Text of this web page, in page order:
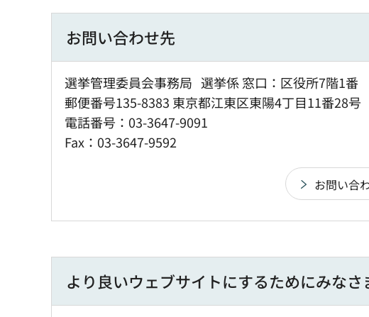
お問い合わせ先
選挙管理委員会事務局 選挙係 窓口：区役所7階1番
郵便番号135-8383 東京都江東区東陽4丁目11番28号
電話番号：03-3647-9091
Fax：03-3647-9592
より良いウェブサイトにするためにみな